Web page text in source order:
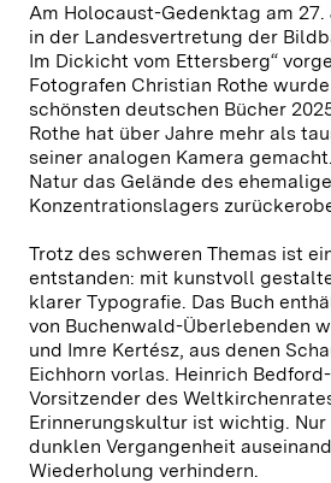
Am Holocaust-Gedenktag am 27.
in der Landesvertretung der
Im Dickicht vom Ettersberg“
Fotografen Christian Rothe
schönsten deutschen Bücher
Rothe hat über Jahre mehr als
seiner analogen Kamera
Natur das Gelände des
Konzentrationslagers
Trotz des schweren Themas ist
entstanden: mit kunstvoll
klarer Typografie. Das Buch
von Buchenwald-Überlebenden
und Imre Kertész, aus denen
Eichhorn vorlas. Heinrich
Vorsitzender des
Erinnerungskultur ist wichtig.
dunklen Vergangenheit
Wiederholung verhindern.